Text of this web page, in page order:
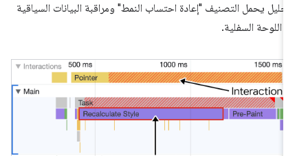
يحمل التصنيف "إعادة احتساب النمط" ومراقبة البيانات السياقية
اللوحة السفلية.